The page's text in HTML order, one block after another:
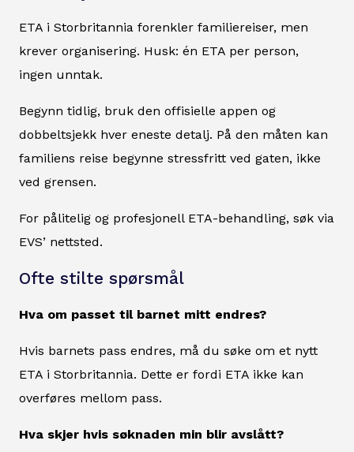
ETA i Storbritannia forenkler familiereiser, men
krever organisering. Husk: én ETA per person,
ingen unntak.
Begynn tidlig, bruk den offisielle appen og
dobbeltsjekk hver eneste detalj. På den måten kan
familiens reise begynne stressfritt ved gaten, ikke
ved grensen.
For pålitelig og profesjonell ETA-behandling, søk via
EVS’ nettsted.
Ofte stilte spørsmål
Hva om passet til barnet mitt endres?
Hvis barnets pass endres, må du søke om et nytt
ETA i Storbritannia. Dette er fordi ETA ikke kan
overføres mellom pass.
Hva skjer hvis søknaden min blir avslått?